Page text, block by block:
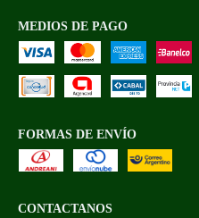
MEDIOS DE PAGO
FORMAS DE ENVÍO
CONTACTANOS